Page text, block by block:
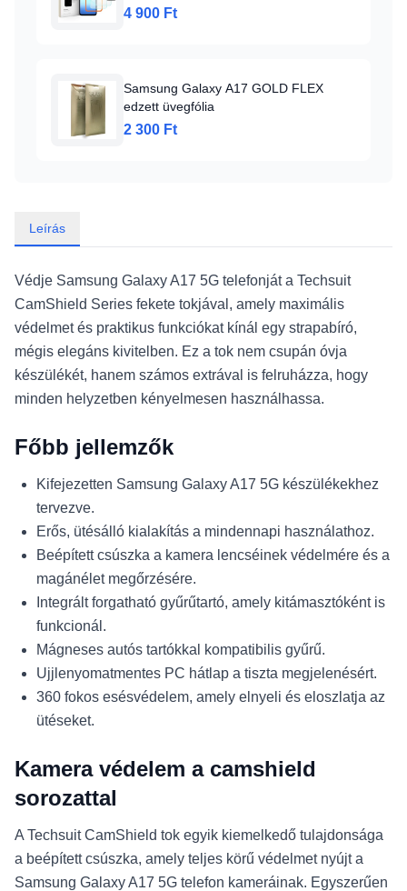
üvegfólia
4 900 Ft
Samsung Galaxy A17 GOLD FLEX
edzett üvegfólia
2 300 Ft
Leírás
Védje Samsung Galaxy A17 5G telefonját a Techsuit
CamShield Series fekete tokjával, amely maximális
védelmet és praktikus funkciókat kínál egy strapabíró,
mégis elegáns kivitelben. Ez a tok nem csupán óvja
készülékét, hanem számos extrával is felruházza, hogy
minden helyzetben kényelmesen használhassa.
Főbb jellemzők
Kifejezetten Samsung Galaxy A17 5G készülékekhez
tervezve.
Erős, ütésálló kialakítás a mindennapi használathoz.
Beépített csúszka a kamera lencséinek védelmére és a
magánélet megőrzésére.
Integrált forgatható gyűrűtartó, amely kitámasztóként is
funkcionál.
Mágneses autós tartókkal kompatibilis gyűrű.
Ujjlenyomatmentes PC hátlap a tiszta megjelenésért.
360 fokos esésvédelem, amely elnyeli és eloszlatja az
ütéseket.
Kamera védelem a camshield
sorozattal
A Techsuit CamShield tok egyik kiemelkedő tulajdonsága
a beépített csúszka, amely teljes körű védelmet nyújt a
Samsung Galaxy A17 5G telefon kameráinak. Egyszerűen